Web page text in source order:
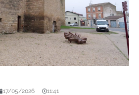
17/05/2026 11:41